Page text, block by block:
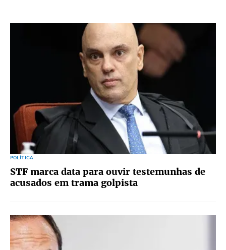
POLÍTICA
STF marca data para ouvir testemunhas de
acusados em trama golpista